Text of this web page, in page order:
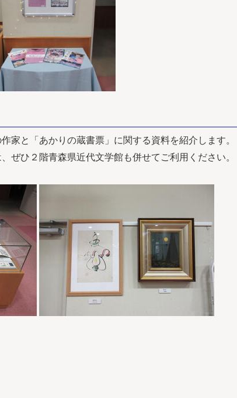
家と「あかりの蔵書票」に関する資料を紹介します。
ぜひ２階青森県近代文学館も併せてご利用ください。